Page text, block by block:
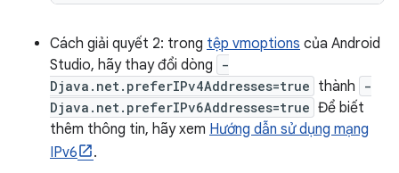
Cách giải quyết 2: trong tệp vmoptions của Android
Studio, hãy thay đổi dòng
-
Djava.net.preferIPv4Addresses=true thành
-
Djava.net.preferIPv6Addresses=true Để biết
thêm thông tin, hãy xem Hướng dẫn sử dụng mạng
IPv6
.